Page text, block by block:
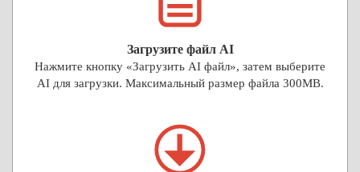
Загрузите файл AI
Нажмите кнопку «Загрузить AI файл», затем выберите
AI для загрузки. Максимальный размер файла 300MB.